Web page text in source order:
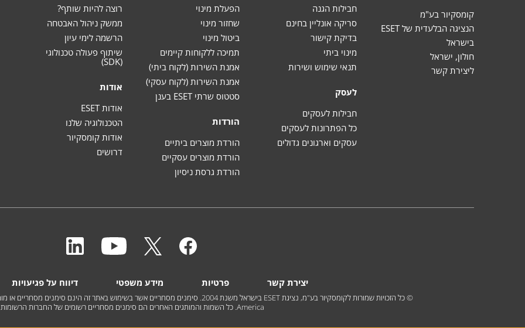
קומסקיור בע"מ
הנציגה הבלעדית של ESET
בישראל
חולון, ישראל
ליצירת קשר
חבילות הגנה
סריקה אונליין בחינם
בדיקת קישור
מינוי ביתי
תנאי שימוש ושירות
לעסק
חבילות לעסקים
כל הפתרונות לעסקים
עסקים וארגונים גדולים
הפעלת מינוי
שחזור מינוי
ביטול מינוי
תמיכה ללקוחות קיימים
אמנת השירות (לקוח ביתי)
אמנת השירות (לקוח עסקי)
סטטוס שרתי ESET בענן
הורדות
הורדת מוצרים ביתיים
הורדת מוצרים עסקיים
הורדת גרסת ניסיון
רוצה להיות שותף?
ממשק ניהול האבטחה
הרשמה לימי עיון
שיתוף פעולה טכנולוגי
(SDK)
אודות
אודות ESET
הטכנולוגיה שלנו
אודות קומסקיור
דרושים
יצירת קשר פרטיות מידע משפטי דיווח על פגיעויות
America. כל השמות והמותגים האחרים הם סימנים מסחריים רשומים של החברות הרשומות.